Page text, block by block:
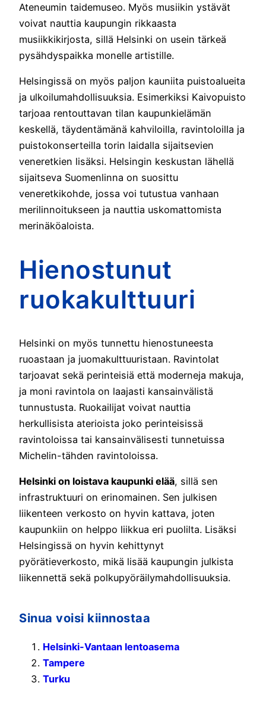
Ateneumin taidemuseo. Myös musiikin ystävät
voivat nauttia kaupungin rikkaasta
musiikkikirjosta, sillä Helsinki on usein tärkeä
pysähdyspaikka monelle artistille.
Helsingissä on myös paljon kauniita puistoalueita
ja ulkoilumahdollisuuksia. Esimerkiksi Kaivopuisto
tarjoaa rentouttavan tilan kaupunkielämän
keskellä, täydentämänä kahviloilla, ravintoloilla ja
puistokonserteilla torin laidalla sijaitsevien
veneretkien lisäksi. Helsingin keskustan lähellä
sijaitseva Suomenlinna on suosittu
veneretkikohde, jossa voi tutustua vanhaan
merilinnoitukseen ja nauttia uskomattomista
merinäköaloista.
Hienostunut
ruokakulttuuri
Helsinki on myös tunnettu hienostuneesta
ruoastaan ja juomakulttuuristaan. Ravintolat
tarjoavat sekä perinteisiä että moderneja makuja,
ja moni ravintola on laajasti kansainvälistä
tunnustusta. Ruokailijat voivat nauttia
herkullisista aterioista joko perinteisissä
ravintoloissa tai kansainvälisesti tunnetuissa
Michelin-tähden ravintoloissa.
Helsinki on loistava kaupunki elää, sillä sen
infrastruktuuri on erinomainen. Sen julkisen
liikenteen verkosto on hyvin kattava, joten
kaupunkiin on helppo liikkua eri puolilta. Lisäksi
Helsingissä on hyvin kehittynyt
pyörätieverkosto, mikä lisää kaupungin julkista
liikennettä sekä polkupyöräilymahdollisuuksia.
Sinua voisi kiinnostaa
Helsinki-Vantaan lentoasema
Tampere
Turku